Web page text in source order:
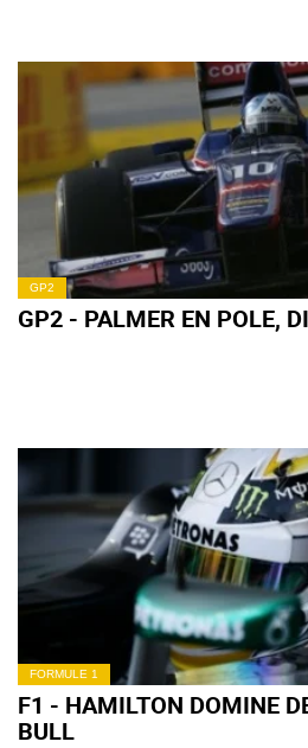
GP2
GP2 - PALMER EN POLE,
FORMULE 1
F1 - HAMILTON DOMINE
BULL